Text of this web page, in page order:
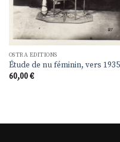
OSTRA EDITIONS
Étude de nu féminin, vers
60,00€